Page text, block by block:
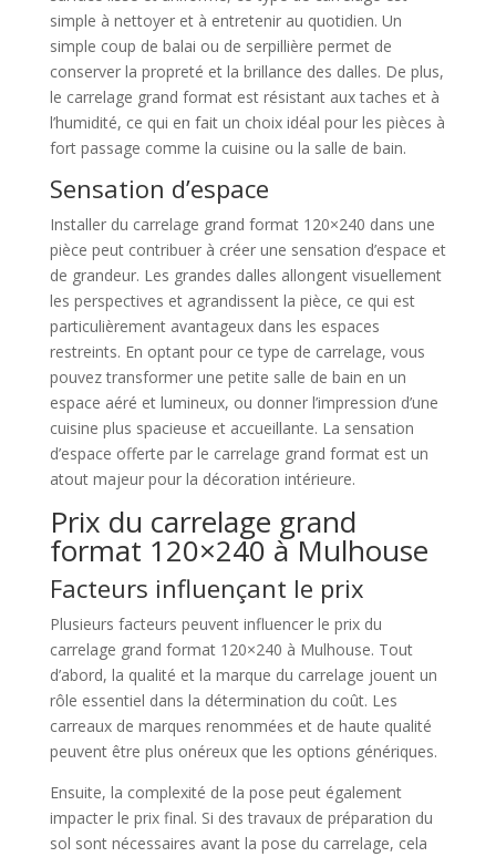
simple à nettoyer et à entretenir au quotidien. Un
simple coup de balai ou de serpillière permet de
conserver la propreté et la brillance des dalles. De plus,
le carrelage grand format est résistant aux taches et à
l’humidité, ce qui en fait un choix idéal pour les pièces à
fort passage comme la cuisine ou la salle de bain.
Sensation d’espace
Installer du carrelage grand format 120×240 dans une
pièce peut contribuer à créer une sensation d’espace et
de grandeur. Les grandes dalles allongent visuellement
les perspectives et agrandissent la pièce, ce qui est
particulièrement avantageux dans les espaces
restreints. En optant pour ce type de carrelage, vous
pouvez transformer une petite salle de bain en un
espace aéré et lumineux, ou donner l’impression d’une
cuisine plus spacieuse et accueillante. La sensation
d’espace offerte par le carrelage grand format est un
atout majeur pour la décoration intérieure.
Prix du carrelage grand
format 120×240 à Mulhouse
Facteurs influençant le prix
Plusieurs facteurs peuvent influencer le prix du
carrelage grand format 120×240 à Mulhouse. Tout
d’abord, la qualité et la marque du carrelage jouent un
rôle essentiel dans la détermination du coût. Les
carreaux de marques renommées et de haute qualité
peuvent être plus onéreux que les options génériques.
Ensuite, la complexité de la pose peut également
impacter le prix final. Si des travaux de préparation du
sol sont nécessaires avant la pose du carrelage, cela